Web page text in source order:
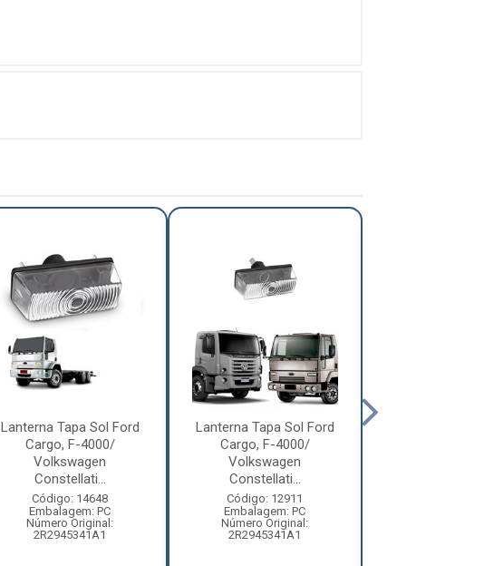
Lanterna Tapa Sol Ford
Cargo, F-4000/
Volkswagen
Constellati...
Código: 14648
Embalagem: PC
Número Original:
2R2945341A1
Lanterna Tapa Sol Ford
Cargo, F-4000/
Volkswagen
Constellati...
Código: 12911
Embalagem: PC
Número Original:
2R2945341A1